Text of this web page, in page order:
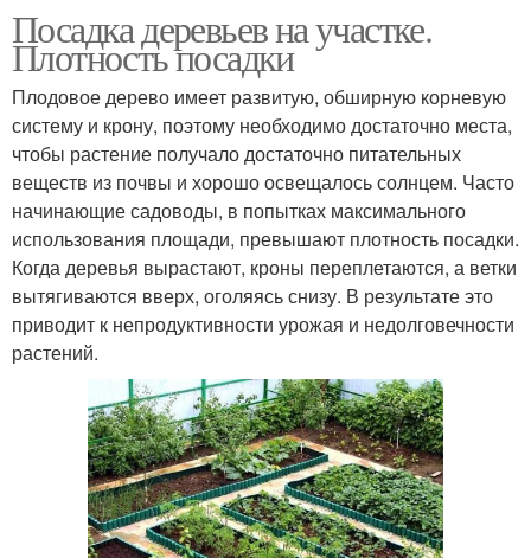
Посадка деревьев на участке.
Плотность посадки
Плодовое дерево имеет развитую, обширную корневую
систему и крону, поэтому необходимо достаточно места,
чтобы растение получало достаточно питательных
веществ из почвы и хорошо освещалось солнцем. Часто
начинающие садоводы, в попытках максимального
использования площади, превышают плотность посадки.
Когда деревья вырастают, кроны переплетаются, а ветки
вытягиваются вверх, оголяясь снизу. В результате это
приводит к непродуктивности урожая и недолговечности
растений.